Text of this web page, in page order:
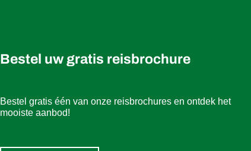
Bestel uw gratis reisbrochure
Bestel gratis één van onze reisbrochures en ontdek het
mooiste aanbod!